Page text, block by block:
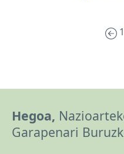
1
Hegoa,
Garapenari